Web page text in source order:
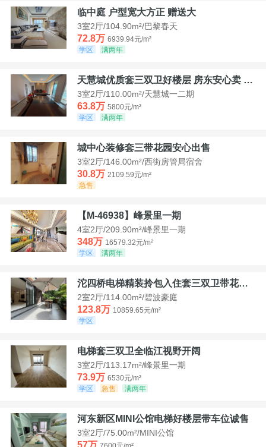
临中庭 户型宽大方正 赠送大
3室2厅/104.90m²/巴黎春天
72.8万 6939.94元/m²
学区
满两年
天慧城优质套三双卫好楼层 房东安心卖 价格好谈
3室2厅/110.00m²/天慧城一二期
63.8万 5800元/m²
学区
满两年
城中心装修套三带花园安心出售
3室2厅/146.00m²/西街房管局宿舍
30.8万 2109.59元/m²
急售
【M-46938】峰景里一期
4室2厅/209.90m²/峰景里一期
348万 16579.32元/m²
学区
满两年
沱四桥电梯精装拎包入住套三双卫带花园40平米带车位
2室2厅/114.00m²/碧波豪庭
123.8万 10859.65元/m²
学区
电梯套三双卫全临江视野开阔
3室2厅/113.17m²/峰景里一期
73.9万 6530元/m²
学区
急售 满两年
河东新区MINI公馆电梯好楼层带车位诚售
3室2厅/75.00m²/MINI公馆
57万